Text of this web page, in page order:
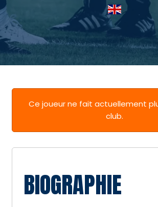
Ce joueur ne fait actuellement
club.
BIOGRAPHIE